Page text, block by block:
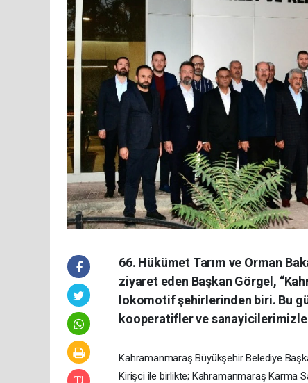
66. Hükümet Tarım ve Orman
ziyaret eden Başkan Görgel,
lokomotif şehirlerinden biri. Bu
kooperatifler ve
Kahramanmaraş Büyükşehir Belediye
Kirişci ile birlikte; Kahramanmaraş Karma